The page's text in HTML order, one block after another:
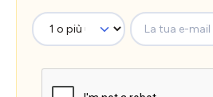
La tua e-mail